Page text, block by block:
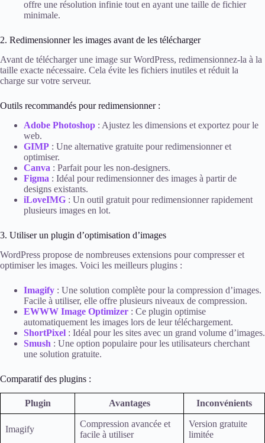
offre une résolution infinie tout en ayant une taille de fichier
minimale.
2. Redimensionner les images avant de les télécharger
Avant de télécharger une image sur WordPress, redimensionnez-la à la
taille exacte nécessaire. Cela évite les fichiers inutiles et réduit la
charge sur votre serveur.
Outils recommandés pour redimensionner :
Adobe Photoshop : Ajustez les dimensions et exportez pour le
web.
GIMP : Une alternative gratuite pour redimensionner et
optimiser.
Canva : Parfait pour les non-designers.
Figma : Idéal pour redimensionner des images à partir de
designs existants.
iLoveIMG : Un outil gratuit pour redimensionner rapidement
plusieurs images en lot.
3. Utiliser un plugin d’optimisation d’images
WordPress propose de nombreuses extensions pour compresser et
optimiser les images. Voici les meilleurs plugins :
Imagify : Une solution complète pour la compression d’images.
Facile à utiliser, elle offre plusieurs niveaux de compression.
EWWW Image Optimizer : Ce plugin optimise
automatiquement les images lors de leur téléchargement.
ShortPixel : Idéal pour les sites avec un grand volume d’images.
Smush : Une option populaire pour les utilisateurs cherchant
une solution gratuite.
Comparatif des plugins :
Plugin Avantages Inconvénients
Imagify
Compression avancée et
facile à utiliser
Version gratuite
limitée